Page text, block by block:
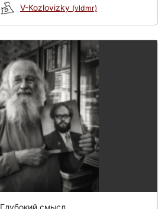
V-Kozlovizky (vldmr)